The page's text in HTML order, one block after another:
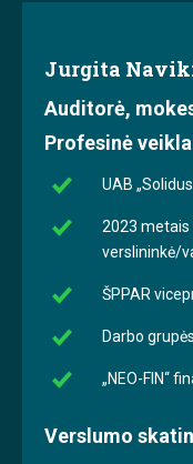
Jurgita
Auditorė,
Profesinė
UAB
2023 metais
verslininkė/
ŠPPAR
Darbo
„NEO-FIN“
Verslumo